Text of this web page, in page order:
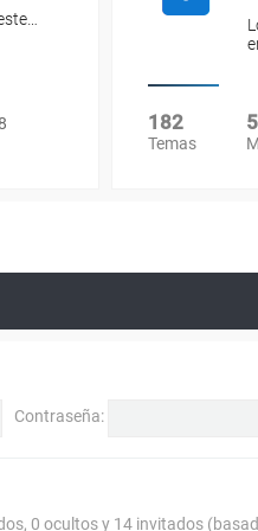
182
Temas
Contraseña:
0 ocultos y 14 invitados